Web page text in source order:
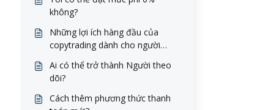
không?
Những lợi ích hàng đầu của
copytrading dành cho người
Ai có thể trở thành Người theo
dõi?
Cách thêm phương thức thanh